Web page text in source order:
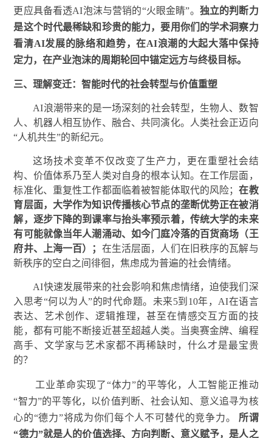
更应具备看透AI泡沫与营销的“火眼金睛”。 独立的判断力
是这个时代最稀缺和珍贵的能力，要用你们的学术洞察力
看清AI发展的脉络和趋势，在AI浪潮的大起大落中保持
定力，在产业泡沫的周期轮回中锚定远方与终极目标。
三、理解变迁：智能时代的社会转型与价值重塑
AI浪潮带来的是一场深刻的社会转型，生物人、数智
人、机器人相互协作、融合、共同演化。人类社会正迈向
“人机共生”的新纪元。
这场技术变革不仅改变了生产力，更在重塑社会结
构、价值体系乃至人类对自身的根本认知。在工作层面，
标准化、重复性工作都面临着被智能体取代的风险；在教
育层面，大学作为知识传播核心节点的垄断优势正在被消
解，逐步下降的到课率与抬头率预示着，传统大学的未来
有可能就像当年人潮涌动、如今门庭冷落的百货商场（王
府井、上海一百）； 在生活层面，人们在旧秩序的瓦解与
新秩序的空白之间徘徊，焦虑成为普遍的社会情绪。
AI快速发展带来的社会影响和焦虑情绪，迫使我们深
入思考“何以为人”的时代命题。未来5到10年，AI在语言
表达、艺术创作、逻辑推理，甚至在情感交互方面的技
能，都有可能不断接近甚至超越人类。当奥赛金牌、编程
高手、文学家与艺术家都不再稀缺时，什么才是最宝贵
的？
工业革命实现了“体力”的平等化，人工智能正推动
“智力”的平等化，以价值判断、社会认知、意义追寻为核
心的“德力”将成为你们每个人不可替代的竞争力。 所谓
“德力”就是人的价值选择、方向判断、意义赋予，是人之